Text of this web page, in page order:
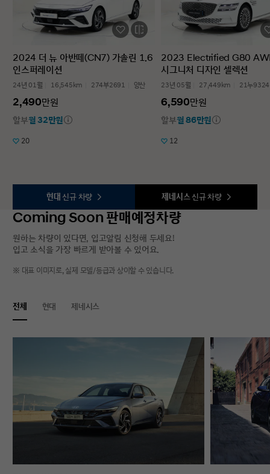
2024 더 뉴 아반떼(CN7) 가솔린 1.6
인스퍼레이션
24년 01월 16,545km 274부2691 양산
2,490만원
할부월 32만원
20
2023 Electrified G80
시그니처 디자인 셀렉션
23년 05월 27,449km 21누9324
6,590만원
할부월 86만원
12
현대 신규 차량 제네시스 신규 차량
Coming Soon 판매예정차량
원하는 차량이 있다면, 입고알림 신청해 두세요!
입고 소식을 가장 빠르게 받아볼 수 있어요.
※ 대표 이미지로, 실제 모델/등급과 상이할 수 있습니다.
전체 현대 제네시스